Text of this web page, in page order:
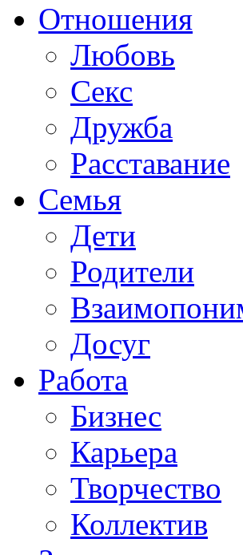
Отношения
Любовь
Секс
Дружба
Расставание
Семья
Дети
Родители
Досуг
Работа
Бизнес
Карьера
Творчество
Коллектив